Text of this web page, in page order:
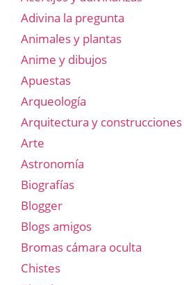
Adivina la pregunta
Animales y plantas
Anime y dibujos
Apuestas
Arqueología
Arquitectura y construcciones
Arte
Astronomía
Biografías
Blogger
Blogs amigos
Bromas cámara oculta
Chistes